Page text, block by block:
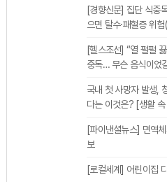
[경향신문] 집단 식중
으면 탈수·패혈증 위
[헬스조선] “열 펄펄
중독… 무슨 음식이었
국내 첫 사망자 발생,
다는 이것은? [생활
[파이낸셜뉴스] 면역
보
[로컬세계] 어린이집